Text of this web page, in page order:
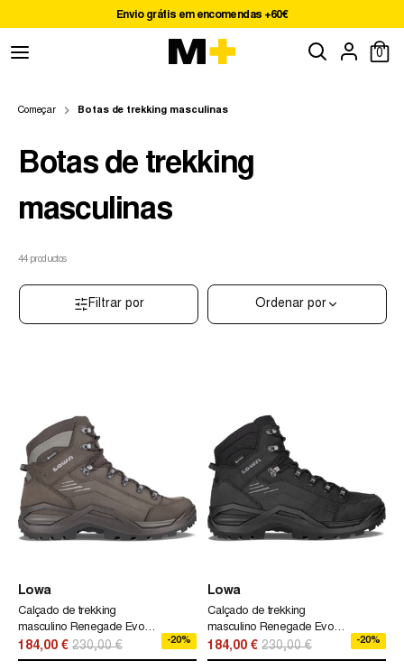
para
Envio grátis em encomendas +60€
Procurar
loja
0
Começar Botas de trekking masculinas
Botas de trekking
masculinas
Filtrar por Ordenar por
44productos
Lowa
Calçado de trekking
masculino Renegade Evo
Gtx Mid Lowa marrom
184,00 € 230,00 € -20%
Lowa
Calçado de trekking
masculino Renegade Evo
Gtx Mid Lowa preto
184,00 € 230,00 € -20%